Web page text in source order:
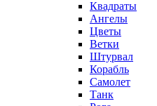
Квадраты
Ангелы
Цветы
Ветки
Штурвал
Корабль
Самолет
Танк